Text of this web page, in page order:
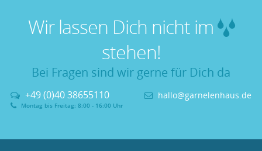
Wir lassen Dich nicht im
stehen!
Bei Fragen sind wir gerne für Dich da
+49 (0)40 38655110
Montag bis Freitag: 8:00 - 16:00 Uhr
hallo@garnelenhaus.de